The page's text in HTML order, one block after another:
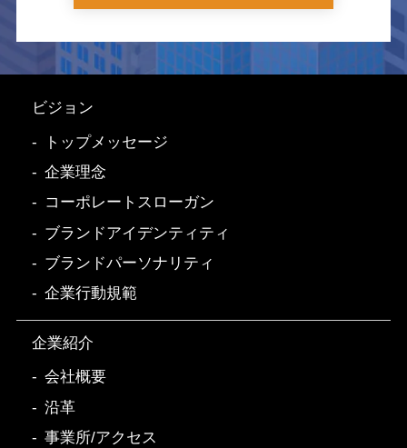
ビジョン
トップメッセージ
企業理念
コーポレートスローガン
ブランドアイデンティティ
ブランドパーソナリティ
企業行動規範
企業紹介
会社概要
沿革
事業所/アクセス